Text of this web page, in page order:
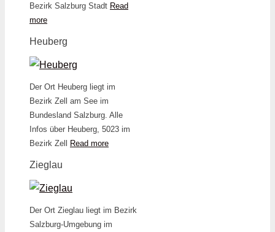
Bezirk Salzburg Stadt Read
more
Heuberg
Der Ort Heuberg liegt im
Bezirk Zell am See im
Bundesland Salzburg. Alle
Infos über Heuberg, 5023 im
Bezirk Zell Read more
Zieglau
Der Ort Zieglau liegt im Bezirk
Salzburg-Umgebung im